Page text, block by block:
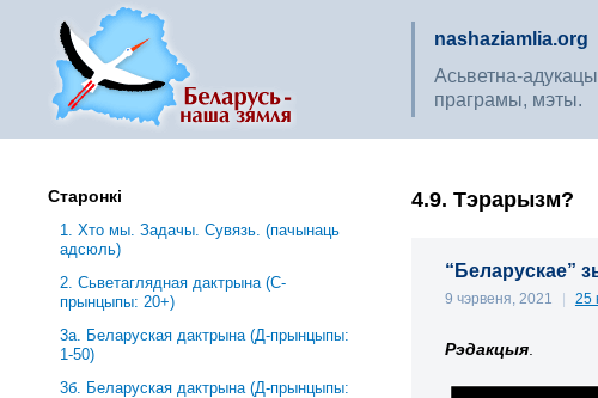
nashaziamlia.org
Асьветна-
праграмы, мэты.
4.9. Тэрарызм?
“Беларускае”
9 чэрвеня, 2021 | 25
Рэдакцыя
Старонкі
1. Хто мы. Задачы. Сувязь. (пачынаць
адсюль)
2. Сьветаглядная дактрына (С-
прынцыпы: 20+)
3a. Беларуская дактрына (Д-прынцыпы:
1-50)
3б. Беларуская дактрына (Д-прынцыпы: